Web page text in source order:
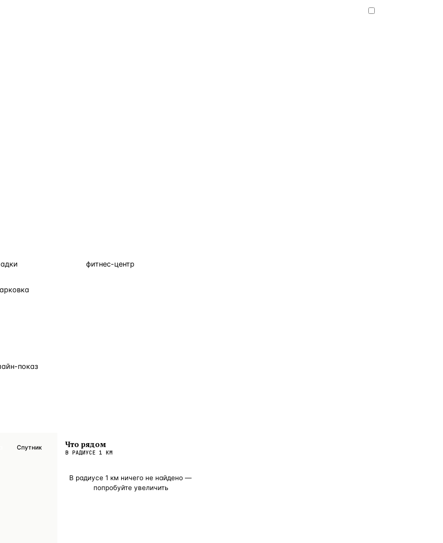
фитнес-центр
показ
Спутник Что рядом
В РАДИУСЕ 1 КМ
В радиусе 1 км ничего не найдено —
попробуйте увеличить